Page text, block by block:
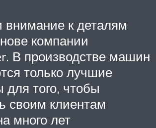
внимание к деталям
компании
В производстве машин
только лучшие
для того, чтобы
своим клиентам
много лет